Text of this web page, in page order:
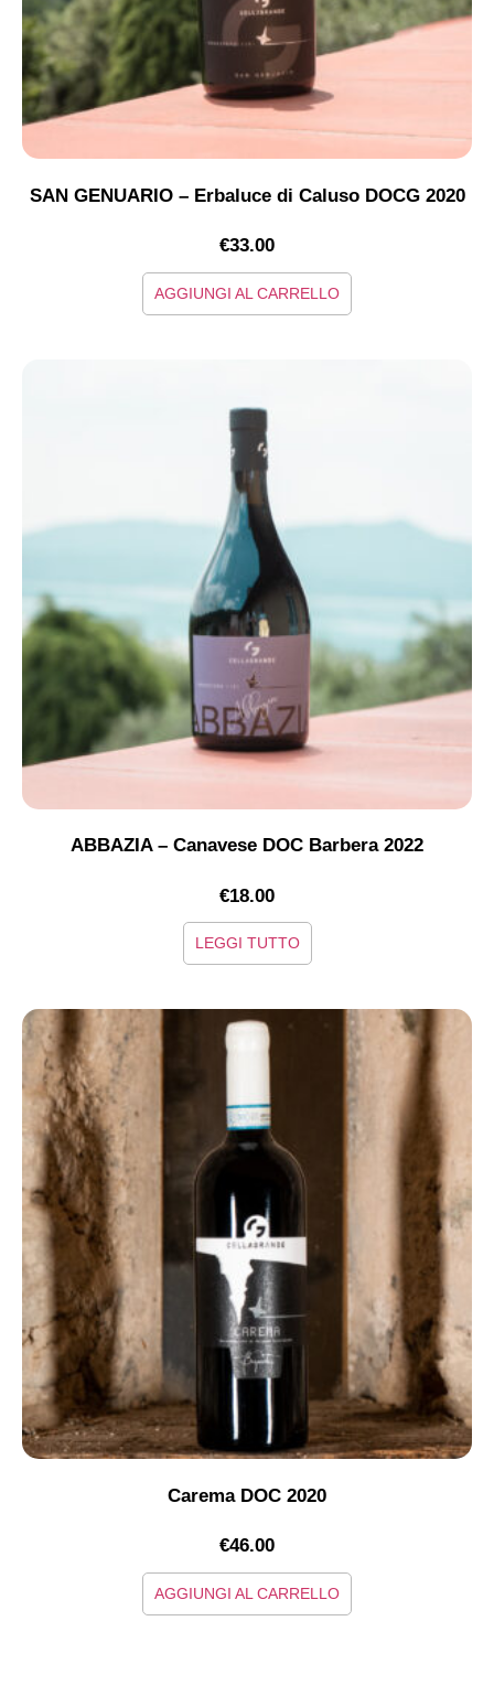
SAN GENUARIO – Erbaluce di Caluso DOCG 2020
€33.00
AGGIUNGI AL CARRELLO
ABBAZIA – Canavese DOC Barbera 2022
€18.00
LEGGI TUTTO
Carema DOC 2020
€46.00
AGGIUNGI AL CARRELLO